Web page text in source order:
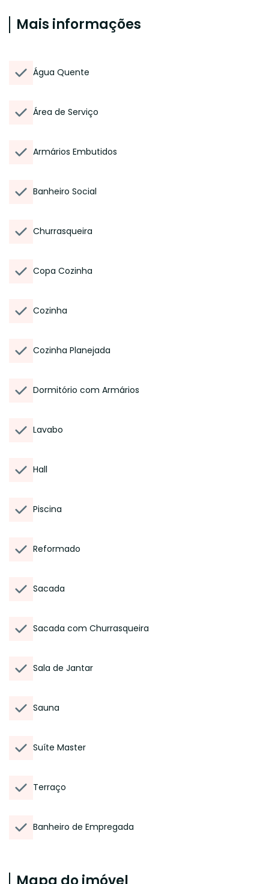
Mais informações
Água Quente
Área de Serviço
Armários Embutidos
Banheiro Social
Churrasqueira
Copa Cozinha
Cozinha
Cozinha Planejada
Dormitório com Armários
Lavabo
Hall
Piscina
Reformado
Sacada
Sacada com Churrasqueira
Sala de Jantar
Sauna
Suíte Master
Terraço
Banheiro de Empregada